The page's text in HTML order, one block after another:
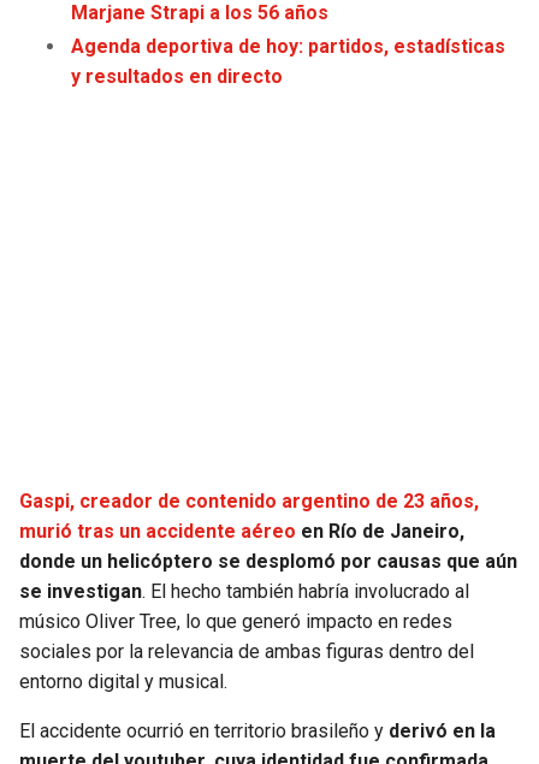
COMMANDERS
CARDINALS
VIKINGS
FALCONS
PANTHERS
KINGS
MAVERICKS
THUNDER
TRAIL BLAZERS
JAZZ
Marjane Strapi a los 56 años
Agenda deportiva de hoy: partidos, estadísticas
y resultados en directo
Gaspi, creador de contenido argentino de 23 años,
murió tras un accidente aéreo en Río de Janeiro,
donde un helicóptero se desplomó por causas que aún
se investigan. El hecho también habría involucrado al
músico Oliver Tree, lo que generó impacto en redes
sociales por la relevancia de ambas figuras dentro del
entorno digital y musical.
El accidente ocurrió en territorio brasileño y derivó en la